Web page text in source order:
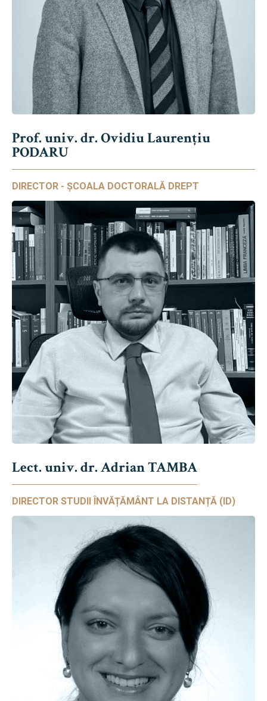
Prof. univ. dr. Ovidiu Laurențiu
PODARU
DIRECTOR - ȘCOALA DOCTORALĂ DREPT
Lect. univ. dr. Adrian TAMBA
DIRECTOR STUDII ÎNVĂȚĂMÂNT LA DISTANȚĂ (ID)